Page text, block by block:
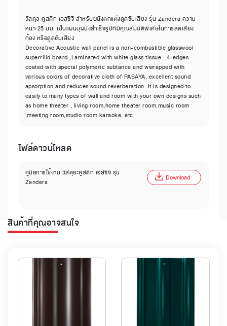
วัสดุอะคูสติก เอสซีจี สำหรับผนังตกแต่งดูดซับเสียง รุ่น Zandera ความ
หนา 25 มม. เป็นแผ่นบุผนังสำเร็จรูปที่มีคุณสมบัติพิเศษในการลดเสียง
ก้อง หรือดูดซับเสียง
Decorative Acoustic wall panel is a non-combustible glasswool
superrilid board ,Laminated with white glass tissue , 4-edges
coated with special polymeric subtance and wwrapped with
various colors of decorative cloth of PASAYA, excellent sound
apsorption and reduces sound reverberation .It is designed to
easily to many types of wall and room with your own designs such
as home theater , living room,home theater room,music room
,meeting room,studio room,karaoke, etc.
ไฟล์ดาวน์โหลด
คู่มือการใช้งาน วัสดุอะคูสติก เอสซีจี รุ่น
Zandera
Download
สินค้าที่คุณอาจสนใจ